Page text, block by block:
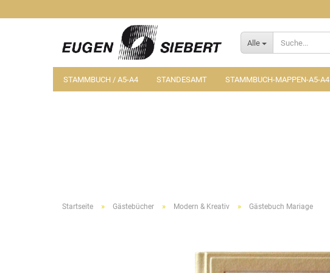
Alle
STAMMBUCH / A5-A4 STANDESAMT STAMMBUCH-MAPPEN-A5-A4
Startseite » Gästebücher » Modern & Kreativ » Gästebuch Mariage